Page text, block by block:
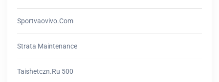
Sportvaovivo.com
Strata Maintenance
Taishetczn.ru 500